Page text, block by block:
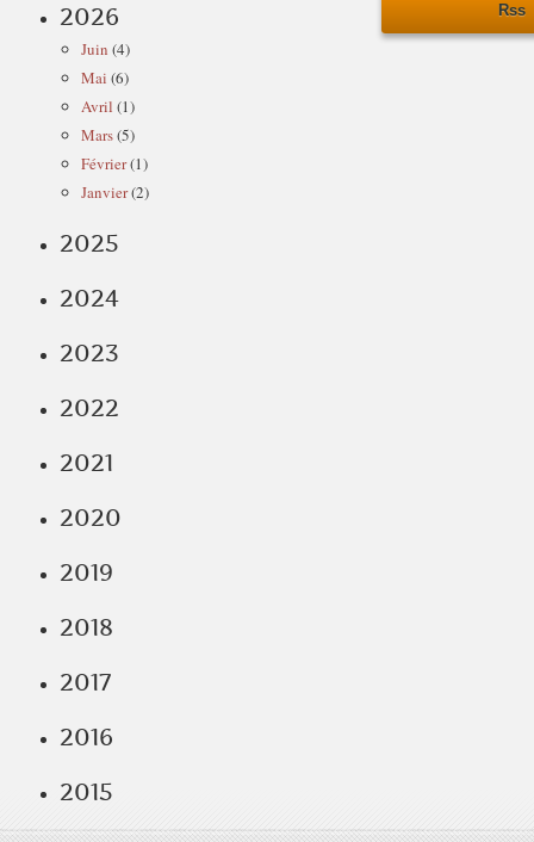
2026
Juin (4)
Mai (6)
Avril (1)
Mars(5)
Février(1)
Janvier(2)
2025
2024
2023
2022
2021
2020
2019
2018
2017
2016
2015
Rss